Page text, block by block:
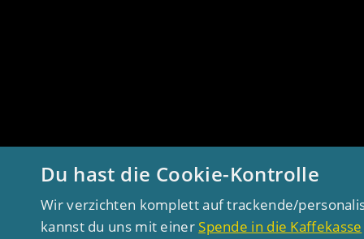
Du hast die Cookie-Kontrolle
Wir verzichten komplett auf trackende/
kannst du uns mit einer Spende in die Kaffekasse